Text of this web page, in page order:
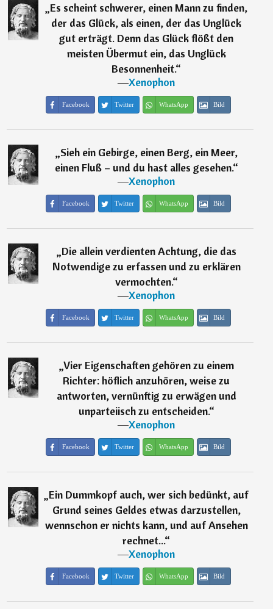
„Es scheint schwerer, einen Mann zu finden,
der das Glück, als einen, der das Unglück
gut erträgt. Denn das Glück flößt den
meisten Übermut ein, das Unglück
Besonnenheit.“
―Xenophon
Facebook Twitter WhatsApp Bild
„Sieh ein Gebirge, einen Berg, ein Meer,
einen Fluß – und du hast alles gesehen.“
―Xenophon
Facebook Twitter WhatsApp Bild
„Die allein verdienten Achtung, die das
Notwendige zu erfassen und zu erklären
vermochten.“
―Xenophon
Facebook Twitter WhatsApp Bild
„Vier Eigenschaften gehören zu einem
Richter: höflich anzuhören, weise zu
antworten, vernünftig zu erwägen und
unparteiisch zu entscheiden.“
―Xenophon
Facebook Twitter WhatsApp Bild
„Ein Dummkopf auch, wer sich bedünkt, auf
Grund seines Geldes etwas darzustellen,
wennschon er nichts kann, und auf Ansehen
rechnet...“
―Xenophon
Facebook Twitter WhatsApp Bild